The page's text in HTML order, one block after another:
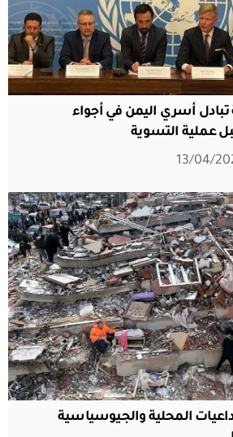
أسري اليمن في أجواء
عملية التسوية
13/04/
المحلية والجيوسياسية